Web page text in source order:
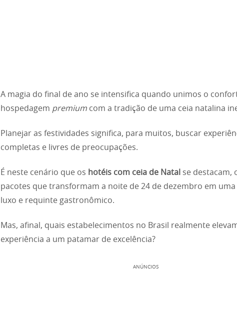
A magia do final de ano se intensifica quando unimos o
hospedagem premium com a tradição de uma ceia natalina
Planejar as festividades significa, para muitos, buscar
completas e livres de preocupações.
É neste cenário que os hotéis com ceia de Natal se destacam,
pacotes que transformam a noite de 24 de dezembro em
luxo e requinte gastronômico.
Mas, afinal, quais estabelecimentos no Brasil realmente
experiência a um patamar de excelência?
ANÚNCIOS